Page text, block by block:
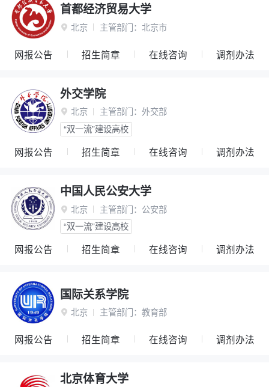
首都经济贸易大学
 北京 主管部门： 北京市
网报公告 招生简章 在线咨询 调剂办法
外交学院
 北京 主管部门： 外交部
“双一流”建设高校
网报公告 招生简章 在线咨询 调剂办法
中国人民公安大学
 北京 主管部门： 公安部
“双一流”建设高校
网报公告 招生简章 在线咨询 调剂办法
国际关系学院
 北京 主管部门： 教育部
网报公告 招生简章 在线咨询 调剂办法
北京体育大学